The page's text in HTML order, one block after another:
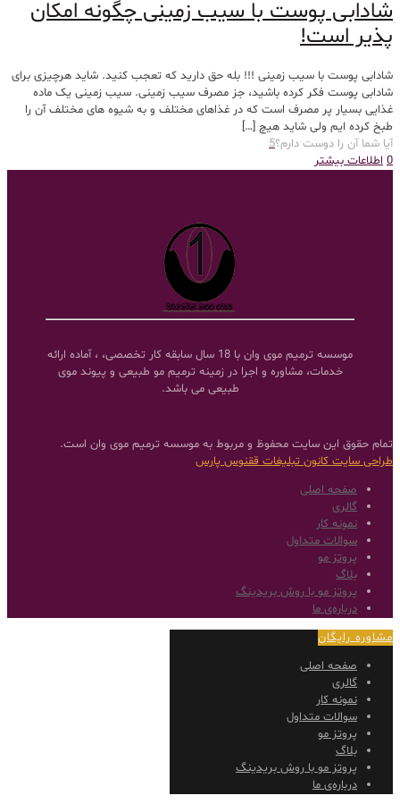
شادابی پوست با سیب زمینی چگونه امکان
پذیر است!
شادابی پوست با سیب زمینی !!! بله حق دارید که تعجب کنید. شاید هرچیزی برای
شادابی پوست فکر کرده باشید، جز مصرف سیب زمینی. سیب زمینی یک ماده
غذایی بسیار پر مصرف است که در غذاهای مختلف و به شیوه های مختلف آن را
طبخ کرده ایم ولی شاید هیچ […]
آیا شما آن را دوست دارم؟5
0 اطلاعات بیشتر
موسسه ترمیم موی وان با 18 سال سابقه کار تخصصی، ، آماده ارائه
خدمات، مشاوره و اجرا در زمینه ترمیم مو طبیعی و پیوند موی
طبیعی می باشد.
تمام حقوق این سایت محفوظ و مربوط به موسسه ترمیم موی وان است.
طراحی سایتکانون تبلیغات ققنوس پارس
صفحه اصلی
گالری
نمونه کار
سوالات متداول
پروتز مو
بلاگ
پروتز مو با روش بریدینگ
درباره‌ی ما
مشاوره رایگان
صفحه اصلی
گالری
نمونه کار
سوالات متداول
پروتز مو
بلاگ
پروتز مو با روش بریدینگ
درباره‌ی ما